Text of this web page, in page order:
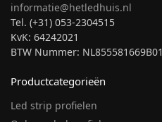
informatie@hetledhuis.nl
Tel. (+31) 053-2304515
KvK: 64242021
BTW Nummer: NL855581669B01
Productcategorieën
Led strip profielen